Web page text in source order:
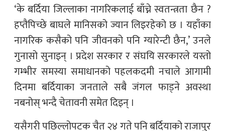
‘के बर्दिया जिल्लाका नागरिकलाई बाँच्ने स्वतन्त्रता छैन ?
हप्तैपिच्छे बाघले मानिसको ज्यान लिइरहेको छ । यहाँका
नागरिक कसैको पनि जीवनको पनि ग्यारेन्टी छैन,’ उनले
गुनासो सुनाइन् । प्रदेश सरकार र संघयि सरकारले यस्तो
गम्भीर समस्या समाधानको पहलकदमी नचाले आगामी
दिनमा बर्दियाका जनताले सबै जंगल फाड्ने अवस्था
नबनोस् भन्दै चेतावनी समेत दिइन् ।
यसैगरी पछिल्लोपटक चैत २४ गते पनि बर्दियाको राजापुर